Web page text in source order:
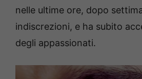
nelle ultime ore, dopo
indiscrezioni, e ha subito
degli appassionati.